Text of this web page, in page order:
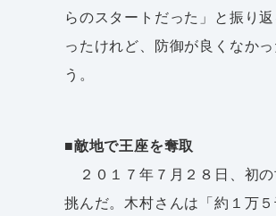
らのスタートだった」と振り
ったけれど、防御が良くなか
う。
■敵地で王座を奪取
２０１７年７月２８日、初
挑んだ。木村さんは「約１万